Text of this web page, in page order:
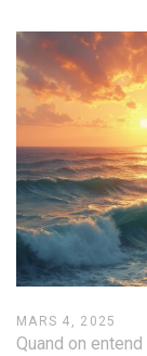
MARS 4, 2025
Quand on